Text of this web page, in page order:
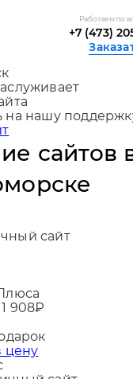
Работаем по
+7 (473)
и
сайтов
сайт